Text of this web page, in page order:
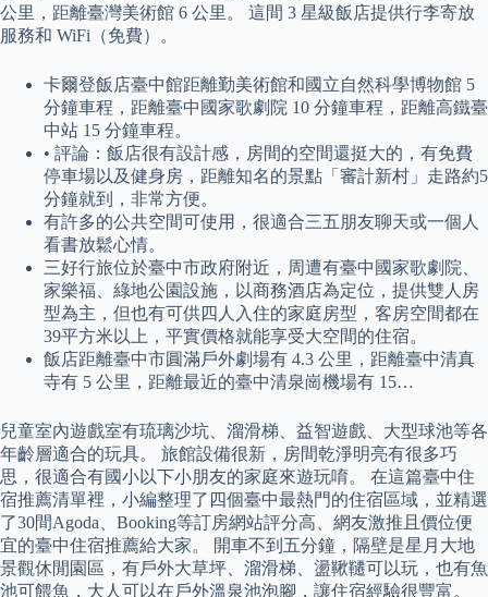
公里，距離臺灣美術館 6 公里。 這間 3 星級飯店提供行李寄放
服務和 WiFi（免費）。
卡爾登飯店臺中館距離勤美術館和國立自然科學博物館 5
分鐘車程，距離臺中國家歌劇院 10 分鐘車程，距離高鐵臺
中站 15 分鐘車程。
• 評論：飯店很有設計感，房間的空間還挺大的，有免費
停車場以及健身房，距離知名的景點「審計新村」走路約5
分鐘就到，非常方便。
有許多的公共空間可使用，很適合三五朋友聊天或一個人
看書放鬆心情。
三好行旅位於臺中市政府附近，周遭有臺中國家歌劇院、
家樂福、綠地公園設施，以商務酒店為定位，提供雙人房
型為主，但也有可供四人入住的家庭房型，客房空間都在
39平方米以上，平實價格就能享受大空間的住宿。
飯店距離臺中市圓滿戶外劇場有 4.3 公里，距離臺中清真
寺有 5 公里，距離最近的臺中清泉崗機場有 15…
兒童室內遊戲室有琉璃沙坑、溜滑梯、益智遊戲、大型球池等各
年齡層適合的玩具。 旅館設備很新，房間乾淨明亮有很多巧
思，很適合有國小以下小朋友的家庭來遊玩唷。 在這篇臺中住
宿推薦清單裡，小編整理了四個臺中最熱門的住宿區域，並精選
了30間Agoda、Booking等訂房網站評分高、網友激推且價位便
宜的臺中住宿推薦給大家。 開車不到五分鐘，隔壁是星月大地
景觀休閒園區，有戶外大草坪、溜滑梯、盪鞦韆可以玩，也有魚
池可餵魚，大人可以在戶外溫泉池泡腳，讓住宿經驗很豐富。